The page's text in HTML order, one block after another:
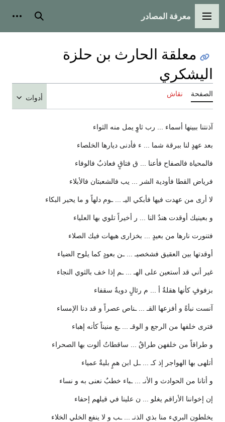
القائمة الرئيسية
معرفة المصادر بحث
معلقة الحارث بن حلزة
اليشكري
الصفحة نقاش أدوات
آذنتنا ببينها أسماء ... رب ثاوٍ يمل منه الثواء
بعد عهدٍ لنا ببرقة شما ... ء فأدنى ديارها الخلصاء
فالمحياة فالصفاح فأعنا ... ق فتاقٍ فعاذبٌ فالوفاء
فرياض القطا فأودية الشر ... يب فالشعبتان فالأبلاء
لا أرى من عهدت فيها فأبكي اليـ ... ـوم دلهاً و ما يحير البكاء
و بعينيك أوقدت هندٌ النا ... ر أخيراً تلوي بها العلياء
فتنورت نارها من بعيدٍ ... بخزارى هيهات فيك الصلاء
أوقدتها بين العقيق فشخصيـ ... ـن بعودٍ كما يلوح الضياء
غير أني قد أستعين على الهـ ... ـم إذا خف بالثوي النجاء
بزفوفٍ كأنها هقلةٌ أ ... م رئالٍ دويةٌ سقفاء
آنست نبأةً و أفزعها القـ ... ـناص عصراً و قد دنا الإمساء
فترى خلفها من الرجع و الوقـ ... ـع منيناً كأنه إهباء
و طراقاً من خلفهن طراقٌ ... ساقطاتٌ ألوت بها الصحراء
أتلهى بها الهواجر إذ كـ ... ـل ابن همٍ بليةٌ عمياء
و أتانا من الحوادث و الأنـ ... ـباء خطبٌ نعنى به و نساء
إن إخواننا الأراقم يغلو ... ن علينا في قيلهم إحفاء
يخلطون البريء منا بذي الذنـ ... ـب و لا ينفع الخلي الخلاء